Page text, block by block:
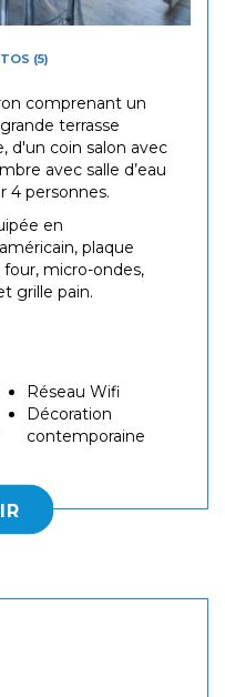
(5)
comprenant un
terrasse
d'un coin salon avec
avec salle d’eau
4 personnes.
en
plaque
micro-ondes,
grille pain.
Réseau Wifi
Décoration
contemporaine